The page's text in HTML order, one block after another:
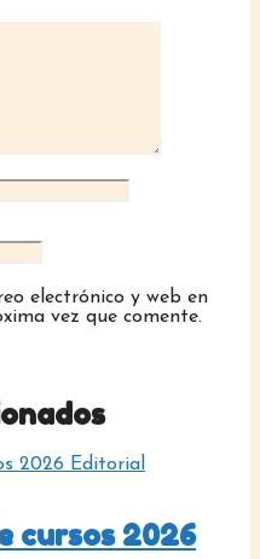
electrónico y web en
vez que comente.
cursos 2026